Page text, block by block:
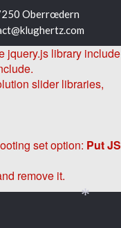
Oberrœdern
jquery.js library include
slider libraries,
set option: Put JS
remove it.